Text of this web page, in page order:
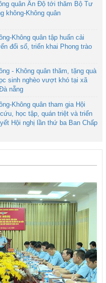
quân Ấn Độ tới thăm Bộ Tư
không-Không quân
Không quân tập huấn cải
đổi số, triển khai Phong trào
- Không quân thăm, tặng quà
sinh nghèo vượt khó tại xã
nẵng
Không quân tham gia Hội
học tập, quán triệt và triển
Hội nghị lần thứ ba Ban Chấp